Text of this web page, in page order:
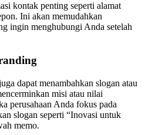
kontak penting seperti alamat
Ini akan memudahkan
ingin menghubungi Anda setelah
dapat menambahkan slogan atau
misi atau nilai
perusahaan Anda fokus pada
slogan seperti “Inovasi untuk
memo.